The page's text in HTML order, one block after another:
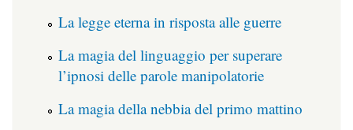
La legge eterna in risposta alle guerre
La magia del linguaggio per superare
l’ipnosi delle parole manipolatorie
La magia della nebbia del primo mattino